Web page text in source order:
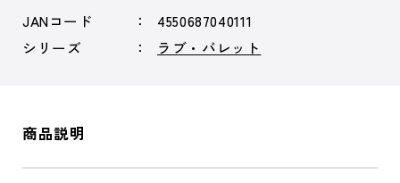
JANコード
4550687040111
シリーズ
ラブ・バレット
商品説明